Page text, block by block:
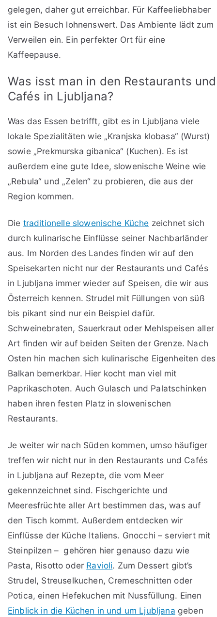
gelegen, daher gut erreichbar. Für Kaffeeliebhaber
ist ein Besuch lohnenswert. Das Ambiente lädt zum
Verweilen ein. Ein perfekter Ort für eine
Kaffeepause.
Was isst man in den Restaurants und
Cafés in Ljubljana?
Was das Essen betrifft, gibt es in Ljubljana viele
lokale Spezialitäten wie „Kranjska klobasa“ (Wurst)
sowie „Prekmurska gibanica“ (Kuchen). Es ist
außerdem eine gute Idee, slowenische Weine wie
„Rebula“ und „Zelen“ zu probieren, die aus der
Region kommen.
Die traditionelle slowenische Küche zeichnet sich
durch kulinarische Einflüsse seiner Nachbarländer
aus. Im Norden des Landes finden wir auf den
Speisekarten nicht nur der Restaurants und Cafés
in Ljubljana immer wieder auf Speisen, die wir aus
Österreich kennen. Strudel mit Füllungen von süß
bis pikant sind nur ein Beispiel dafür.
Schweinebraten, Sauerkraut oder Mehlspeisen aller
Art finden wir auf beiden Seiten der Grenze. Nach
Osten hin machen sich kulinarische Eigenheiten des
Balkan bemerkbar. Hier kocht man viel mit
Paprikaschoten. Auch Gulasch und Palatschinken
haben ihren festen Platz in slowenischen
Restaurants.
Je weiter wir nach Süden kommen, umso häufiger
treffen wir nicht nur in den Restaurants und Cafés
in Ljubljana auf Rezepte, die vom Meer
gekennzeichnet sind. Fischgerichte und
Meeresfrüchte aller Art bestimmen das, was auf
den Tisch kommt. Außerdem entdecken wir
Einflüsse der Küche Italiens. Gnocchi – serviert mit
Steinpilzen – gehören hier genauso dazu wie
Pasta, Risotto oder Ravioli. Zum Dessert gibt’s
Strudel, Streuselkuchen, Cremeschnitten oder
Potica, einen Hefekuchen mit Nussfüllung. Einen
Einblick in die Küchen in und um Ljubljana geben